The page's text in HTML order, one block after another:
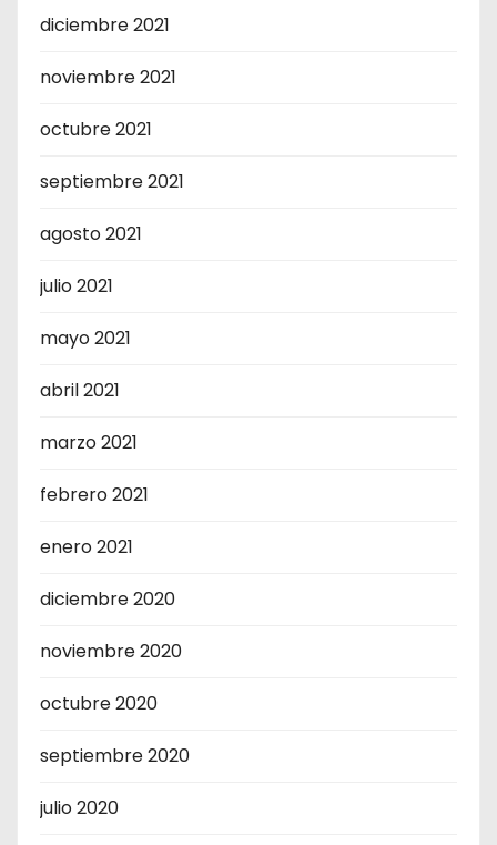
diciembre 2021
noviembre 2021
octubre 2021
septiembre 2021
agosto 2021
julio 2021
mayo 2021
abril 2021
marzo 2021
febrero 2021
enero 2021
diciembre 2020
noviembre 2020
octubre 2020
septiembre 2020
julio 2020